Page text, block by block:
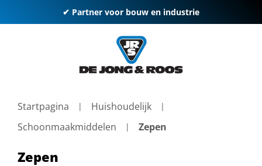
✔ Partner voor bouw en industrie
Startpagina
Huishoudelijk
Schoonmaakmiddelen
Zepen
Zepen